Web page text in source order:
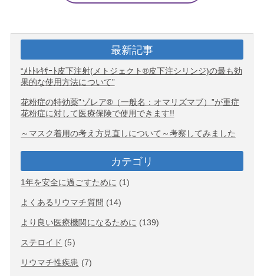
最新記事
“ﾒﾄﾄﾚｷｻｰﾄ皮下注射(メトジェクト®皮下注シリンジ)の最も効
果的な使用方法について”
花粉症の特効薬”ゾレア®（一般名：オマリズマブ）”が重症
花粉症に対して医療保険で使用できます!!
～マスク着用の考え方見直しについて～考察してみました
カテゴリ
1年を安全に過ごすために (1)
よくあるリウマチ質問 (14)
より良い医療機関になるために (139)
ステロイド (5)
リウマチ性疾患 (7)